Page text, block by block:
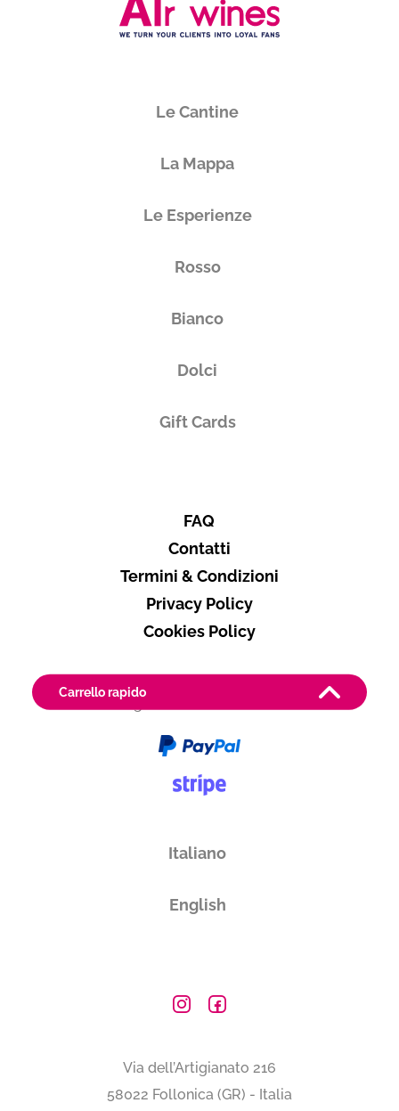
Carrello rapido
Vuoi ricevere i tuoi prodotti in
Subtotale
0,00 €
Totale
0.00€
Le Cantine
La Mappa
Le Esperienze
Rosso
Bianco
Dolci
Gift Cards
FAQ
Contatti
Termini & Condizioni
Privacy Policy
Cookies Policy
Paga in modo sicuro con
Italiano
English
Via dell’Artigianato 216
58022 Follonica (GR) - Italia